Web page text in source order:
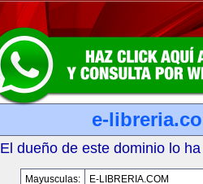
e-
El dueño de este dominio lo
Mayusculas:
E-LIBRERIA.COM